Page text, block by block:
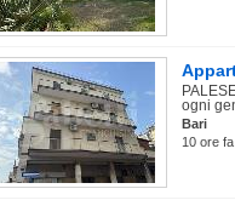
ogni
Bari
10 ore